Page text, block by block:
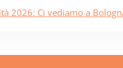
2026: Ci vediamo a